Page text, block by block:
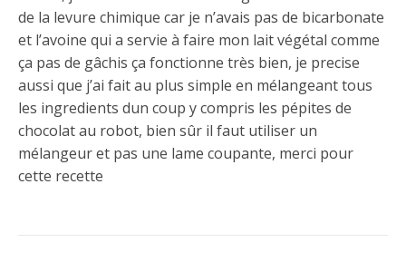
de la levure chimique car je n’avais pas de bicarbonate
et l’avoine qui a servie à faire mon lait végétal comme
ça pas de gâchis ça fonctionne très bien, je precise
aussi que j’ai fait au plus simple en mélangeant tous
les ingredients dun coup y compris les pépites de
chocolat au robot, bien sûr il faut utiliser un
mélangeur et pas une lame coupante, merci pour
cette recette